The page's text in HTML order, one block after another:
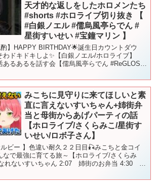
天才的な返しをしたホロメンたち
#shorts #ホロライブ切り抜き 【
#白銀ノエル #儒烏風亭らでん #
星街すいせい #宝鐘マリン 】
】HAPPY BIRTHDAY🌟誕生日カウントダウ
ドキドキしよ✨【白銀ノエル/ホロライブ】
あるあるを話す会【儒烏風亭らでん #ReGLOSS
みこちに見守りに来てほしいと素
直に言えないすいちゃん+姉街弁
当と母街からあげパーティの話
【ホロライブ/さくらみこ/星街す
いせい/ロボ子さん】
ビー 】色違い耐久２２日目🎣みこちと金コイ
なで最強に育てる旅～【ホロライブ/さくらみ
れないすいちゃん 2:07 姉街のお弁当 4:30 母